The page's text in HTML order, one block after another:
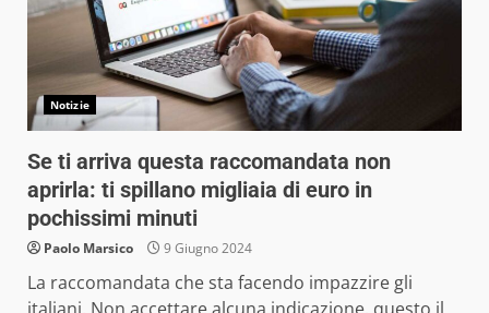
Notizie
Se ti arriva questa raccomandata non
aprirla: ti spillano migliaia di euro in
pochissimi minuti
Paolo Marsico 9 Giugno 2024
La raccomandata che sta facendo impazzire gli